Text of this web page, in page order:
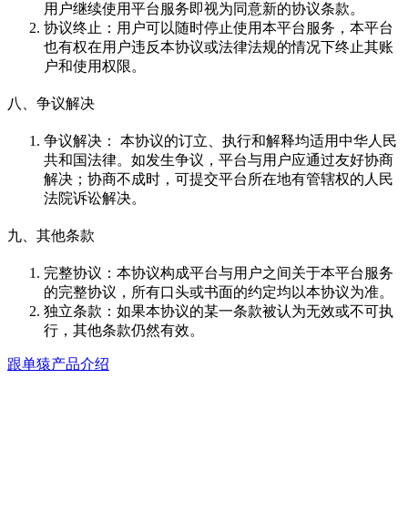
用户继续使用平台服务即视为同意新的协议条款。
协议终止：用户可以随时停止使用本平台服务，本平台
也有权在用户违反本协议或法律法规的情况下终止其账
户和使用权限。
八、争议解决
争议解决： 本协议的订立、执行和解释均适用中华人民
共和国法律。如发生争议，平台与用户应通过友好协商
解决；协商不成时，可提交平台所在地有管辖权的人民
法院诉讼解决。
九、其他条款
完整协议：本协议构成平台与用户之间关于本平台服务
的完整协议，所有口头或书面的约定均以本协议为准。
独立条款：如果本协议的某一条款被认为无效或不可执
行，其他条款仍然有效。
跟单猿产品介绍